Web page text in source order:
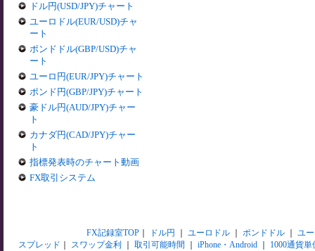
ドル円(USD/JPY)チャート
ユーロドル(EUR/USD)チャ
ート
ポンドドル(GBP/USD)チャ
ート
ユーロ円(EUR/JPY)チャート
ポンド円(GBP/JPY)チャート
豪ドル円(AUD/JPY)チャー
ト
カナダ円(CAD/JPY)チャー
ト
指標発表時のチャート動画
FX取引システム
FX記録室TOP｜ ドル円 ユーロドル｜ ポンドドル｜ ユ
スプレッド
スワップ金利 取引可能時間 iPhone・Android 1000通貨単